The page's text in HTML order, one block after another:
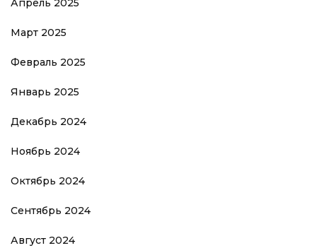
Апрель 2025
Март 2025
Февраль 2025
Январь 2025
Декабрь 2024
Ноябрь 2024
Октябрь 2024
Сентябрь 2024
Август 2024